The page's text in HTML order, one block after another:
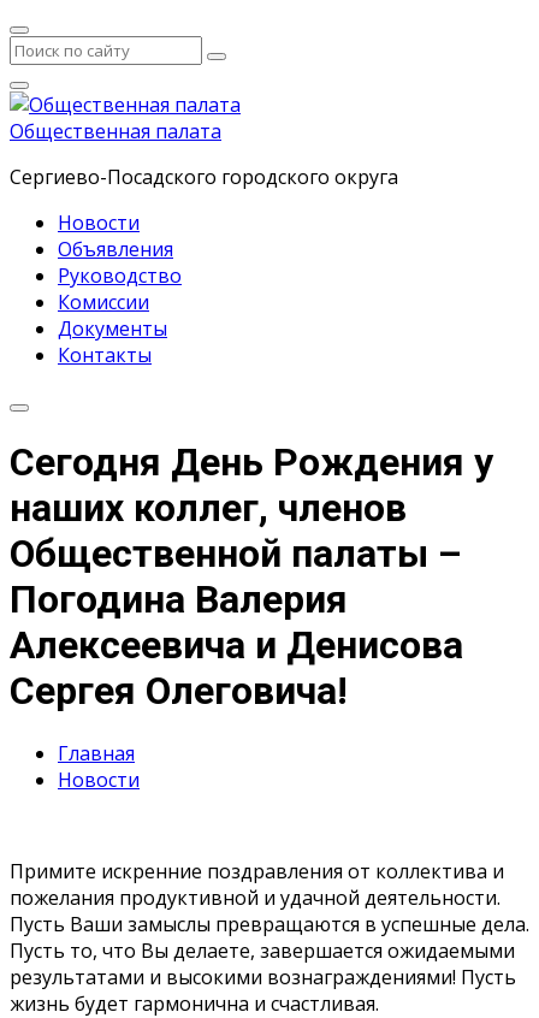
Общественная палата
Сергиево-Посадского городского округа
Новости
Объявления
Руководство
Комиссии
Документы
Контакты
Сегодня День Рождения у
наших коллег, членов
Общественной палаты –
Погодина Валерия
Алексеевича и Денисова
Сергея Олеговича!
Главная
Новости
Примите искренние поздравления от коллектива и
пожелания продуктивной и удачной деятельности.
Пусть Ваши замыслы превращаются в успешные дела.
Пусть то, что Вы делаете, завершается ожидаемыми
результатами и высокими вознаграждениями! Пусть
жизнь будет гармонична и счастливая.